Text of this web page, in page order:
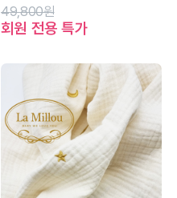
49,800원
회원 전용 특가